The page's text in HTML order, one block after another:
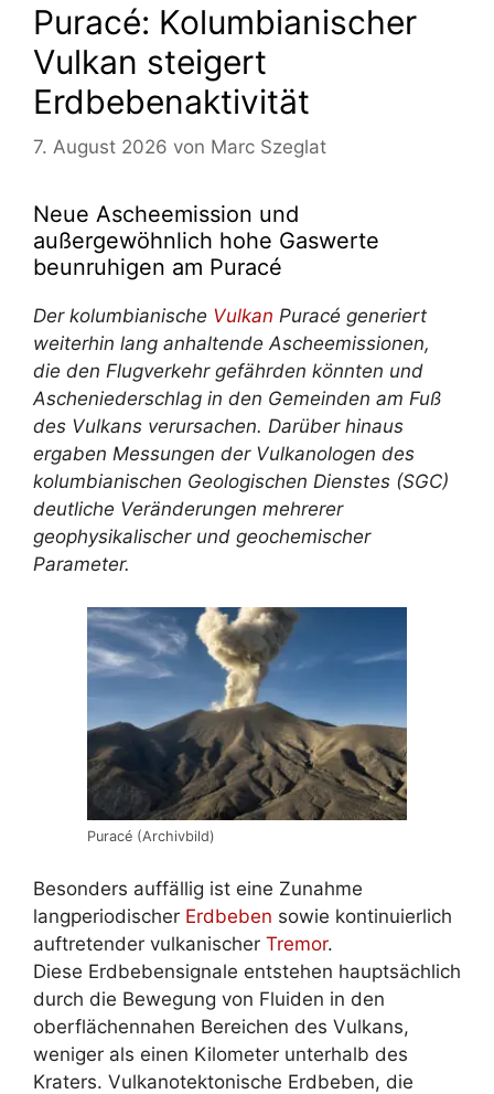
Puracé: Kolumbianischer
Vulkan steigert
Erdbebenaktivität
7. August 2026 von Marc Szeglat
Neue Ascheemission und
außergewöhnlich hohe Gaswerte
beunruhigen am Puracé
Der kolumbianische Vulkan Puracé generiert
weiterhin lang anhaltende Ascheemissionen,
die den Flugverkehr gefährden könnten und
Ascheniederschlag in den Gemeinden am Fuß
des Vulkans verursachen. Darüber hinaus
ergaben Messungen der Vulkanologen des
kolumbianischen Geologischen Dienstes (SGC)
deutliche Veränderungen mehrerer
geophysikalischer und geochemischer
Parameter.
Puracé (Archivbild)
Besonders auffällig ist eine Zunahme
langperiodischer Erdbeben sowie kontinuierlich
auftretender vulkanischer Tremor.
Diese Erdbebensignale entstehen hauptsächlich
durch die Bewegung von Fluiden in den
oberflächennahen Bereichen des Vulkans,
weniger als einen Kilometer unterhalb des
Kraters. Vulkanotektonische Erdbeben, die